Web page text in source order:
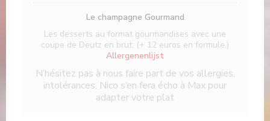
Le champagne Gourmand
Les desserts au format gourmandises avec une
coupe de Deutz en brut. (+ 12 euros en formule.)
Allergenenlijst
N’hésitez pas à nous faire part de vos allergies,
intolérances, Nico s’en fera écho à Max pour
adapter votre plat